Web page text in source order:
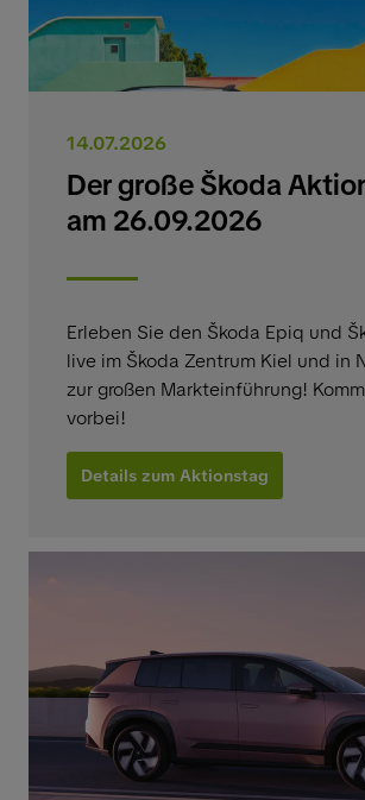
14.07.2026
Der große Škoda
am 26.09.2026
Erleben Sie den Škoda Epiq und
live im Škoda Zentrum Kiel und in
zur großen Markteinführung!
vorbei!
Details zum Aktionstag